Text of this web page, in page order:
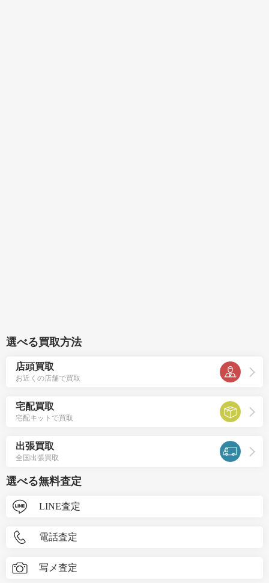
選べる買取方法
店頭買取
お近くの店舗で買取
宅配買取
宅配キットで買取
出張買取
全国出張買取
選べる無料査定
LINE査定
電話査定
写メ査定